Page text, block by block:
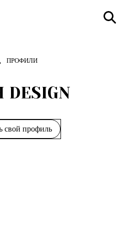
ПРОФИЛИ
DESIGN
свой профиль